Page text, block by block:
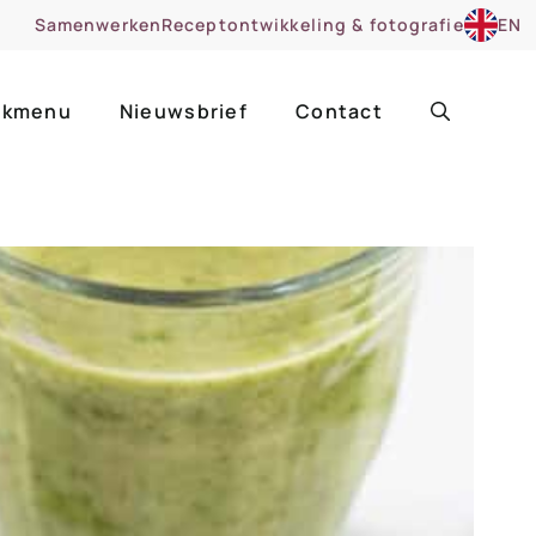
SamenwerkenReceptontwikkeling & fotografie EN
zoet
Nieuwsbrief Contact